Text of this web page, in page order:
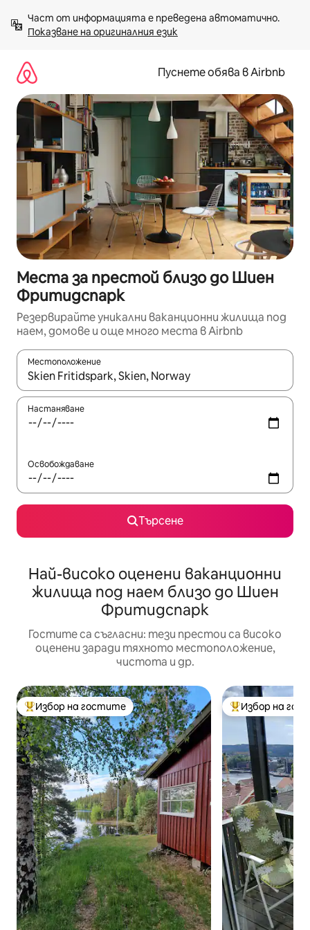
към
съдържанието
Показване на оригиналния език
Пуснете обява в Airbnb
Места за престой близо до Шиен
Фритидспарк
Резервирайте уникални ваканционни жилища под
наем, домове и още много места в Airbnb
Местоположение
Когато резултатите се покажат, използвайте
Настаняване
Освобождаване
Търсене
Най-високо оценени ваканционни
жилища под наем близо до Шиен
Фритидспарк
Гостите са съгласни: тези престои са високо
оценени заради тяхното местоположение,
чистота и др.
Най-популярен избор на гостите
Избор на гостите Най-популярен
Избор на